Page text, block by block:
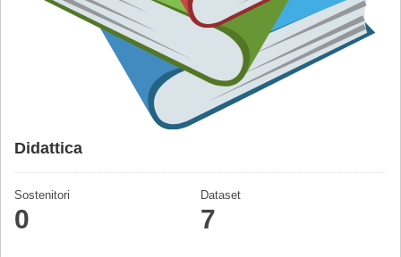
Didattica
Sostenitori
0
Dataset
7